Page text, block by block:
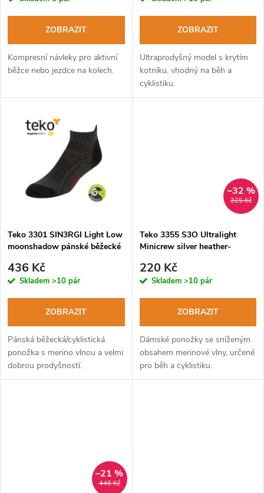
o
d
u
d
u
ZOBRAZIT
Kompresní návleky pro aktivní
běžce nebo jezdce na kolech.
ZOBRAZIT
Ultraprodyšný model s krytím
kotníku, vhodný na běh a
cyklistiku.
Teko 3301 SIN3RGI Light Low
moonshadow pánské běžecké
436 Kč
Skladem >10 pár
ZOBRAZIT
Pánská běžecká/cyklistická
ponožka s merino vlnou a velmi
dobrou prodyšností.
325 Kč
–32 %
Teko 3355 S3O Ultralight
Minicrew silver heather-
ponožky
220 Kč
Skladem >10 pár
ZOBRAZIT
Dámské ponožky se sníženým
obsahem merinové vlny, určené
pro běh a cyklistiku.
446 Kč
–21 %